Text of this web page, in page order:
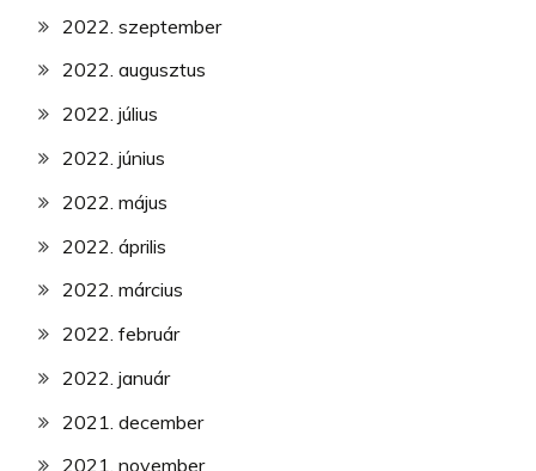
2022. szeptember
2022. augusztus
2022. július
2022. június
2022. május
2022. április
2022. március
2022. február
2022. január
2021. december
2021. november